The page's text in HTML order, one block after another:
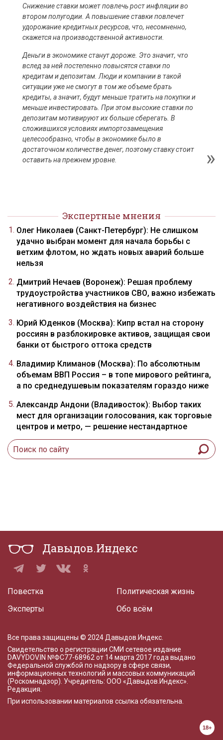
Снижение ставки может повлечь рост инфляции во
втором полугодии. А повышение ставки повлечет
удорожание кредитных ресурсов, что, несомненно,
скажется на производственной активности.
Деньги в экономике станут дороже. Это значит, что
вслед за ней постепенно повысятся ставки по
кредитам и депозитам. Люди и компании в такой
ситуации уже не смогут в том же объеме брать
кредиты, а значит, будут меньше тратить на покупки и
меньше инвестировать. При этом высокие ставки по
депозитам мотивируют их больше сберегать. В
сложившихся условиях импортозамещения
целесообразно, чтобы в экономике было в
достаточном количестве денег, поэтому ставку стоит
оставить на прежнем уровне.
Экспертные мнения
Олег Николаев (Санкт-Петербург): Не слишком
удачно выбран момент для начала борьбы с
ветхим флотом, но ждать новых аварий больше
нельзя
Дмитрий Нечаев (Воронеж): Решая проблему
трудоустройства участников СВО, важно избежать
негативного воздействия на бизнес
Юрий Юденков (Москва): Кипр встал на сторону
россиян в разблокировке активов, защищая свои
банки от быстрого оттока средств
Владимир Климанов (Москва): По абсолютным
объемам ВВП Россия – в топе мирового рейтинга,
а по среднедушевым показателям гораздо ниже
Александр Андони (Владивосток): Выбор таких
мест для организации голосования, как торговые
центров и метро, — решение нестандартное
Давыдов.Индекс
Повестка
Эксперты
Политическая жизнь
Обо всём
Все права защищены © 2024 Давыдов.Индекс.
Свидетельство о регистрации СМИ сетевое издание
DAVYDOV.IN №ФС77-68962 от 14 марта 2017 года выдано
Федеральной службой по надзору в сфере связи,
информационных технологий и массовых коммуникаций
(Роскомнадзор). Учредитель: ООО «Давыдов.Индекс».
Редакция
При использовании материалов ссылка обязательна.
18+